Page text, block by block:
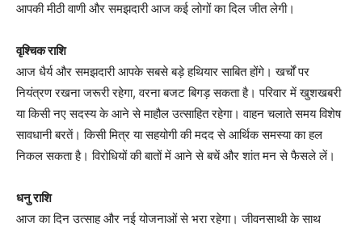
आपकी मीठी वाणी और समझदारी आज कई लोगों का दिल जीत लेगी।
वृश्चिक राशि
आज धैर्य और समझदारी आपके सबसे बड़े हथियार साबित होंगे। खर्चों पर
नियंत्रण रखना जरूरी रहेगा, वरना बजट बिगड़ सकता है। परिवार में खुशखबरी
या किसी नए सदस्य के आने से माहौल उत्साहित रहेगा। वाहन चलाते समय विशेष
सावधानी बरतें। किसी मित्र या सहयोगी की मदद से आर्थिक समस्या का हल
निकल सकता है। विरोधियों की बातों में आने से बचें और शांत मन से फैसले लें।
धनु राशि
आज का दिन उत्साह और नई योजनाओं से भरा रहेगा। जीवनसाथी के साथ